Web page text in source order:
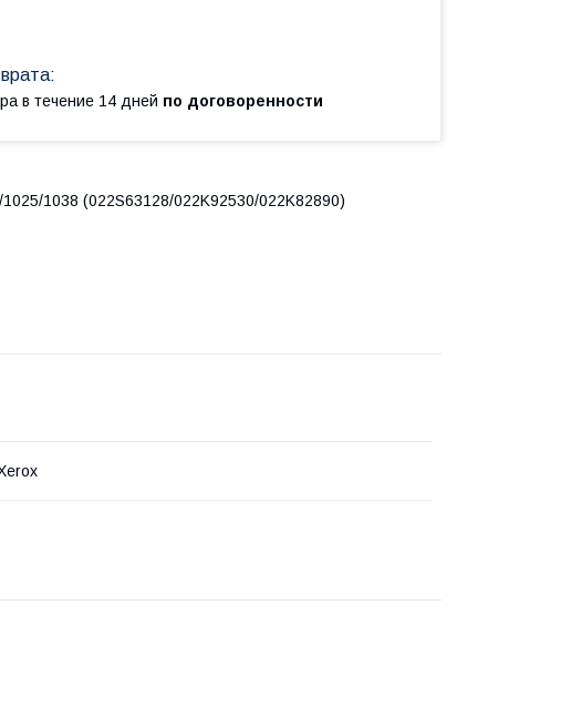
в течение 14 дней по договоренности
1038 (022S63128/022K92530/022K82890)